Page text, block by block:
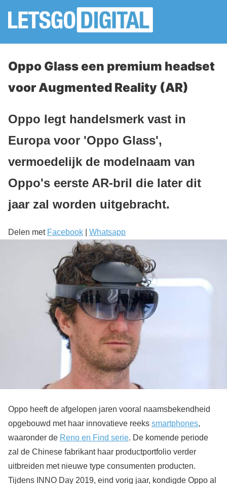
Oppo Glass een premium headset
voor Augmented Reality (AR)
Oppo legt handelsmerk vast in
Europa voor 'Oppo Glass',
vermoedelijk de modelnaam van
Oppo's eerste AR-bril die later dit
jaar zal worden uitgebracht.
Delen met Facebook Whatsapp
Oppo heeft de afgelopen jaren vooral naamsbekendheid
opgebouwd met haar innovatieve reeks smartphones,
waaronder de Reno en Find serie. De komende periode
zal de Chinese fabrikant haar productportfolio verder
uitbreiden met nieuwe type consumenten producten.
Tijdens INNO Day 2019, eind vorig jaar, kondigde Oppo al